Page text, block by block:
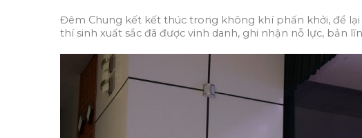
Đêm Chung kết kết thúc trong không khí phấn khởi, để lại
thí sinh xuất sắc đã được vinh danh, ghi nhận nỗ lực, bản